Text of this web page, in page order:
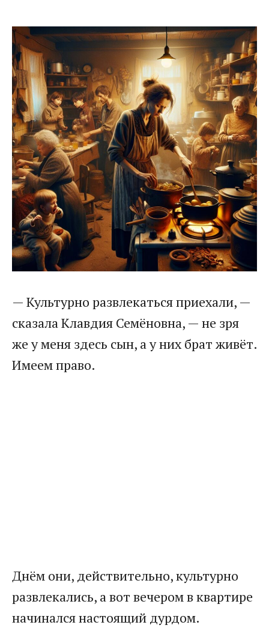
​— Культурно развлекаться приехали, —
сказала Клавдия Семёновна, — не зря
же у меня здесь сын, а у них брат живёт.
Имеем право.​
​Днём они, действительно, культурно
развлекались, а вот вечером в квартире
начинался настоящий дурдом.​